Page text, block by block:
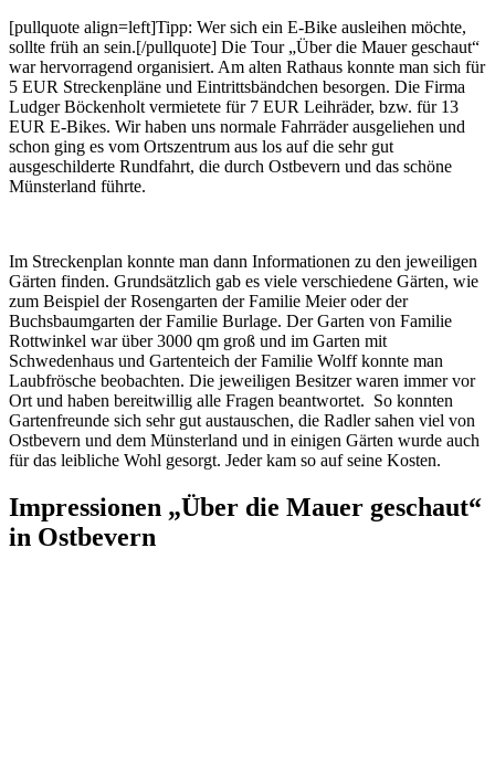
[pullquote align=left]Tipp: Wer sich ein E-Bike ausleihen möchte,
sollte früh an sein.[/pullquote] Die Tour „Über die Mauer geschaut“
war hervorragend organisiert. Am alten Rathaus konnte man sich für
5 EUR Streckenpläne und Eintrittsbändchen besorgen. Die Firma
Ludger Böckenholt vermietete für 7 EUR Leihräder, bzw. für 13
EUR E-Bikes. Wir haben uns normale Fahrräder ausgeliehen und
schon ging es vom Ortszentrum aus los auf die sehr gut
ausgeschilderte Rundfahrt, die durch Ostbevern und das schöne
Münsterland führte.
Im Streckenplan konnte man dann Informationen zu den jeweiligen
Gärten finden. Grundsätzlich gab es viele verschiedene Gärten, wie
zum Beispiel der Rosengarten der Familie Meier oder der
Buchsbaumgarten der Familie Burlage. Der Garten von Familie
Rottwinkel war über 3000 qm groß und im Garten mit
Schwedenhaus und Gartenteich der Familie Wolff konnte man
Laubfrösche beobachten. Die jeweiligen Besitzer waren immer vor
Ort und haben bereitwillig alle Fragen beantwortet. So konnten
Gartenfreunde sich sehr gut austauschen, die Radler sahen viel von
Ostbevern und dem Münsterland und in einigen Gärten wurde auch
für das leibliche Wohl gesorgt. Jeder kam so auf seine Kosten.
Impressionen „Über die Mauer geschaut“
in Ostbevern